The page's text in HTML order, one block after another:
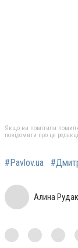
Якщо ви помітили
повідомити про це
#Pavlov.ua
Алина